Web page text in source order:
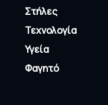
Στήλες
Τεχνολογία
Υγεία
Φαγητό